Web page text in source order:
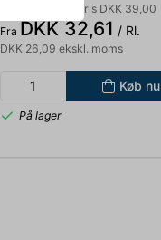
Standard salgspris DKK 39,00
Fra DKK 32,61 / Rl.
DKK 26,09 ekskl. moms
Køb nu
På lager